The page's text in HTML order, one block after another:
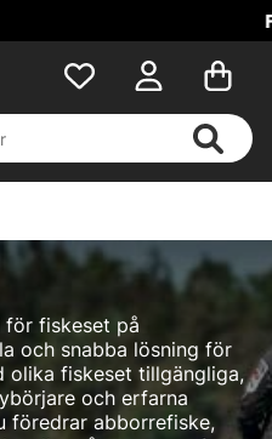
fiskeset på
och snabba lösning för
olika fiskeset tillgängliga,
och erfarna
föredrar abborrefiske,